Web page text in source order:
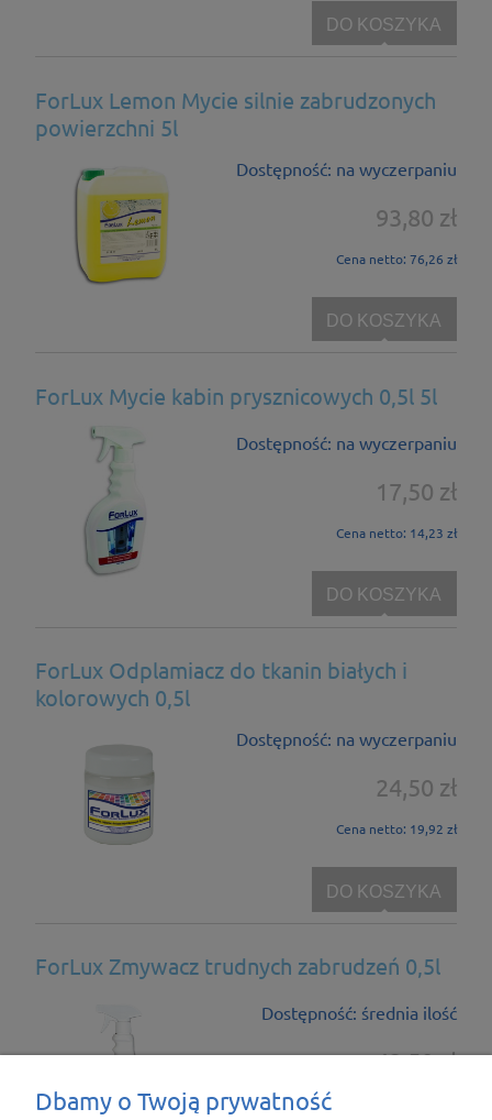
DO KOSZYKA
ForLux Lemon Mycie silnie zabrudzonych
powierzchni 5l
Dostępność: na wyczerpaniu
93,80 zł
Cena netto: 76,26 zł
DO KOSZYKA
ForLux Mycie kabin prysznicowych 0,5l 5l
Dostępność: na wyczerpaniu
17,50 zł
Cena netto: 14,23 zł
DO KOSZYKA
ForLux Odplamiacz do tkanin białych i
kolorowych 0,5l
Dostępność: na wyczerpaniu
24,50 zł
Cena netto: 19,92 zł
DO KOSZYKA
ForLux Zmywacz trudnych zabrudzeń 0,5l
Dostępność: średnia ilość
42,50 zł
Dbamy o Twoją prywatność